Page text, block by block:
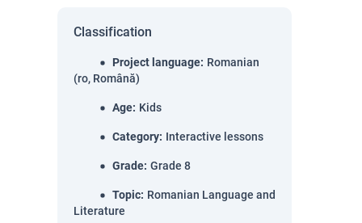
Classification
Project language: Romanian
(ro, Română)
Age: Kids
Category: Interactive lessons
Grade: Grade 8
Topic: Romanian Language and
Literature